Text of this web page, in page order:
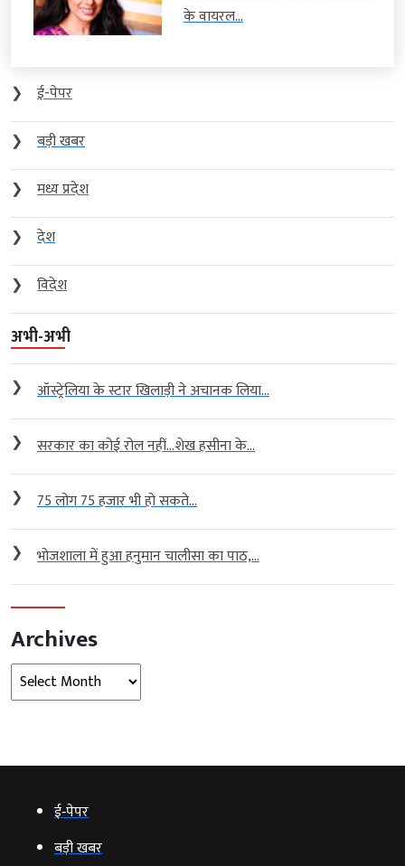
के वायरल...
❯
ई-पेपर
❯
बड़ी खबर
❯
मध्य प्रदेश
❯
देश
❯
विदेश
अभी-अभी
❯ ऑस्ट्रेलिया के स्टार खिलाड़ी ने अचानक लिया...
❯ सरकार का कोई रोल नहीं…शेख हसीना के...
❯ 75 लोग 75 हजार भी हो सकते...
❯ भोजशाला में हुआ हनुमान चालीसा का पाठ,...
Archives
Archives
ई‑पेपर
बड़ी खबर